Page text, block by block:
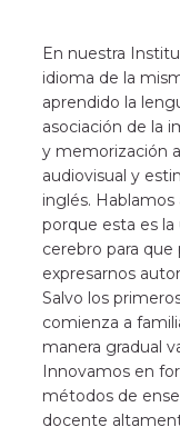
En nuestra
idioma de la
aprendido la
asociación de la
y memorización
audiovisual y
inglés.
porque esta es
cerebro para
expresarnos
Salvo los
comienza a
manera gradual
Innovamos en
métodos de
docente